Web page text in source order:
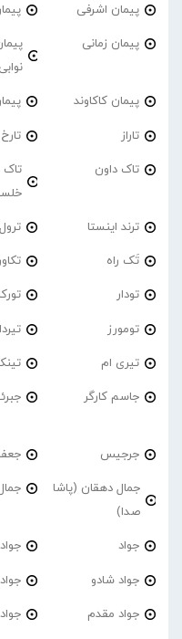
پیمان اشرفی
پیمان زمانی
نوابی
پیمان کاکاوند
تاراز
تاک داون
تاک
ترند اینستا ترول
تَک راه تکاور
تودار
تومورز
تیری ام
جاسم کارگر
جرجیس
جمال دهقان (پاشا
صدا)
جواد
جواد شادو
جواد مقدم